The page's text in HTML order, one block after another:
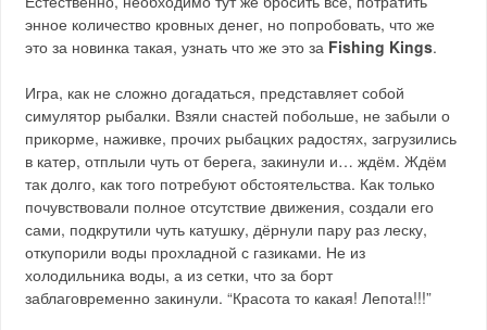
энное количество кровных денег, но попробовать, что же
это за новинка такая, узнать что же это за Fishing Kings.
Игра, как не сложно догадаться, представляет собой
симулятор рыбалки. Взяли снастей побольше, не забыли о
прикорме, наживке, прочих рыбацких радостях, загрузились
в катер, отплыли чуть от берега, закинули и… ждём. Ждём
так долго, как того потребуют обстоятельства. Как только
почувствовали полное отсутствие движения, создали его
сами, подкрутили чуть катушку, дёрнули пару раз леску,
откупорили воды прохладной с газиками. Не из
холодильника воды, а из сетки, что за борт
заблаговременно закинули. “Красота то какая! Лепота!!!”